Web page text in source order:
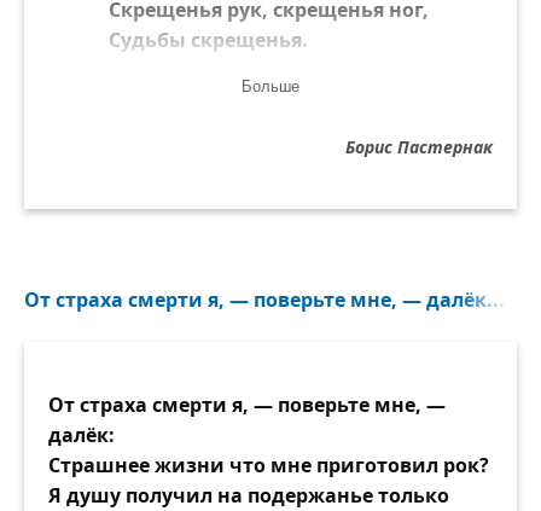
Скрещенья рук, скрещенья ног,
Судьбы скрещенья.
И падали два башмачка
И воск слезами с ночника
Свеча горела на столе,
На свечку дуло из угла,
И жар соблазна
Вздымал, как ангел, два крыла
Крестообразно.
Больше
Борис Пастернак
От страха смерти я, — поверьте мне, — далёк...
От страха смерти я, — поверьте мне, —
далёк:
Страшнее жизни что мне приготовил рок?
Я душу получил на подержанье только